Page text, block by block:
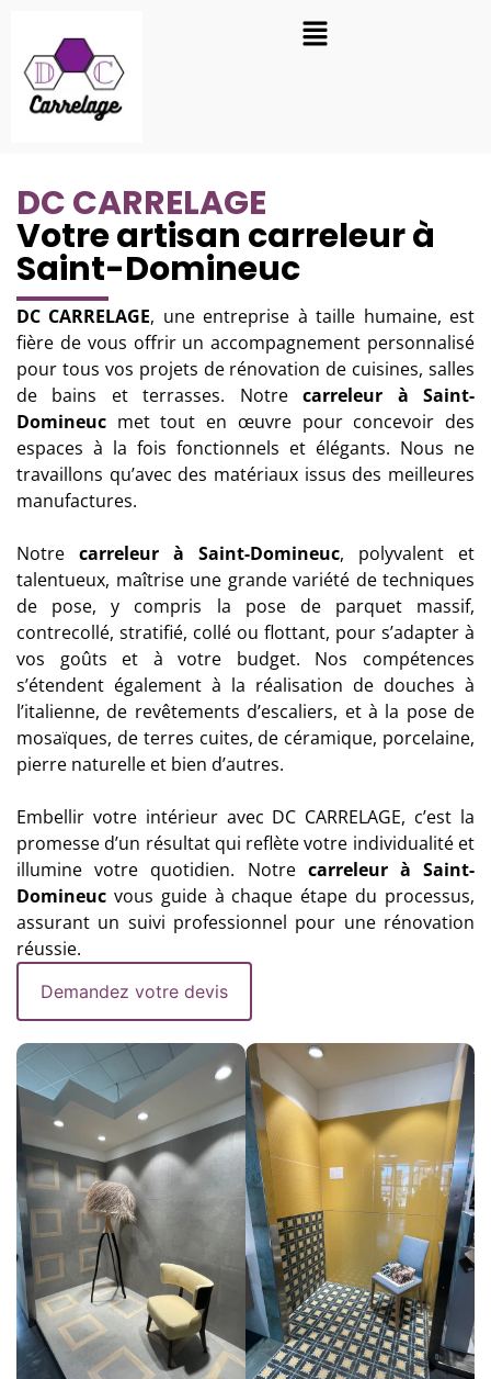
DC CARRELAGE
Votre artisan carreleur à
Saint-Domineuc
DC CARRELAGE, une entreprise à taille humaine, est
fière de vous offrir un accompagnement personnalisé
pour tous vos projets de rénovation de cuisines, salles
de bains et terrasses. Notrecarreleur à Saint-
Domineuc met tout en œuvre pour concevoir des
espaces à la fois fonctionnels et élégants. Nous ne
travaillons qu’avec des matériaux issus des meilleures
manufactures.
Notre carreleur à Saint-Domineuc, polyvalent et
talentueux, maîtrise une grande variété de techniques
de pose, y compris la pose de parquet massif,
contrecollé, stratifié, collé ou flottant, pour s’adapter à
vos goûts et à votre budget. Nos compétences
s’étendent également à la réalisation de douches à
l’italienne, de revêtements d’escaliers, et à la pose de
mosaïques, de terres cuites, de céramique, porcelaine,
pierre naturelle et bien d’autres.
Embellir votre intérieur avec DC CARRELAGE, c’est la
promesse d’un résultat qui reflète votre individualité et
illumine votre quotidien. Notre carreleurà Saint-
Domineuc vous guide à chaque étape du processus,
assurant un suivi professionnel pour une rénovation
réussie.
Demandez votre devis